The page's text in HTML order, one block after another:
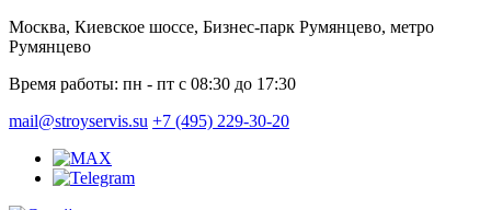
Москва, Киевское шоссе, Бизнес-парк Румянцево, метро
Румянцево
Время работы: пн - пт с 08:30 до 17:30
mail@stroyservis.su +7 (495) 229-30-20